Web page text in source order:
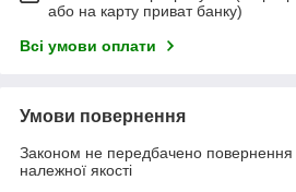
або на карту приват банку)
Всі умови оплати
Умови повернення
Законом не передбачено повернення
належної якості